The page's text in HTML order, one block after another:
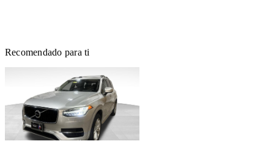
Recomendado para ti